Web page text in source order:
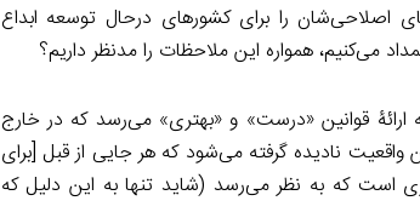
اصلاحی‌شان را برای کشورهای درحال توسعه ابداع
می‌کنیم، همواره این ملاحظات را مدنظر داریم؟
قوانین «درست» و «بهتری» می‌رسد که در خارج
نادیده گرفته می‌شود که هر جایی از قبل [برای
است که به نظر می‌رسد (شاید تنها به این دلیل که